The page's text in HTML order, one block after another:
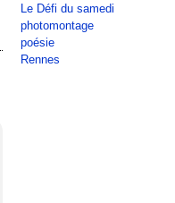
Le Défi du samedi
photomontage
poésie
Rennes